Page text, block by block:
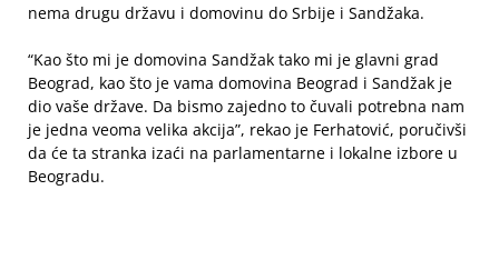
nema drugu državu i domovinu do Srbije i Sandžaka.
“Kao što mi je domovina Sandžak tako mi je glavni grad
Beograd, kao što je vama domovina Beograd i Sandžak je
dio vaše države. Da bismo zajedno to čuvali potrebna nam
je jedna veoma velika akcija”, rekao je Ferhatović, poručivši
da će ta stranka izaći na parlamentarne i lokalne izbore u
Beogradu.